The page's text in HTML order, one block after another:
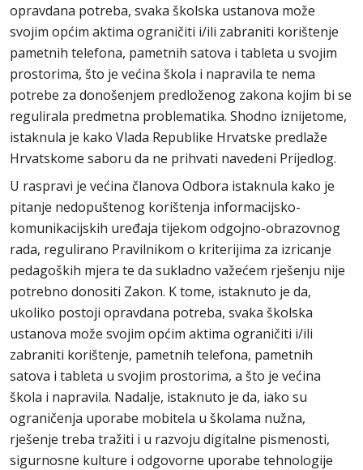
opravdana potreba, svaka školska ustanova može
svojim općim aktima ograničiti i/ili zabraniti korištenje
pametnih telefona, pametnih satova i tableta u svojim
prostorima, što je većina škola i napravila te nema
potrebe za donošenjem predloženog zakona kojim bi se
regulirala predmetna problematika. Shodno iznijetome,
istaknula je kako Vlada Republike Hrvatske predlaže
Hrvatskome saboru da ne prihvati navedeni Prijedlog.
U raspravi je većina članova Odbora istaknula kako je
pitanje nedopuštenog korištenja informacijsko-
komunikacijskih uređaja tijekom odgojno-obrazovnog
rada, regulirano Pravilnikom o kriterijima za izricanje
pedagoških mjera te da sukladno važećem rješenju nije
potrebno donositi Zakon. K tome, istaknuto je da,
ukoliko postoji opravdana potreba, svaka školska
ustanova može svojim općim aktima ograničiti i/ili
zabraniti korištenje, pametnih telefona, pametnih
satova i tableta u svojim prostorima, a što je većina
škola i napravila. Nadalje, istaknuto je da, iako su
ograničenja uporabe mobitela u školama nužna,
rješenje treba tražiti i u razvoju digitalne pismenosti,
sigurnosne kulture i odgovorne uporabe tehnologije